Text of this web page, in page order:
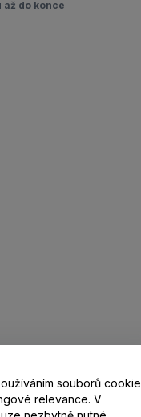
až do konce
souborů cookie
relevance. V